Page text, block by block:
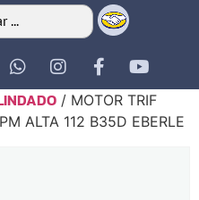
/ MOTOR TRIF
ALTA 112 B35D EBERLE